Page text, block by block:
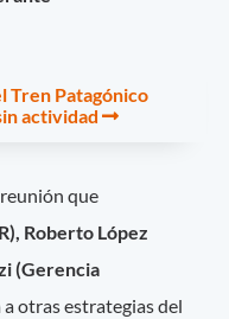
Tren Patagónico
actividad
que
Roberto López
(Gerencia
a otras estrategias del